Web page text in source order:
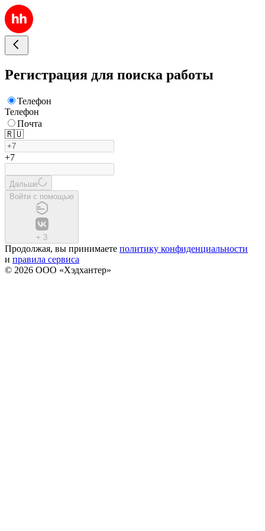
Регистрация для поиска работы
Телефон
Телефон
Почта
🇷🇺
+7
Дальше
Войти с помощью
+ 3
Продолжая, вы принимаете политику конфиденциальности
и правила сервиса
© 2026 ООО «Хэдхантер»